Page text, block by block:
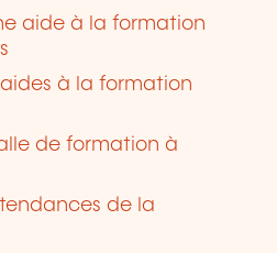
aide à la formation
à la formation
de formation à
de la